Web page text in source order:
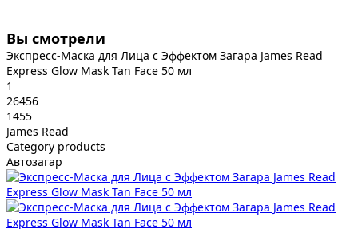
Вы смотрели
Экспресс-Маска для Лица с Эффектом Загара James Read
Express Glow Mask Tan Face 50 мл
1
26456
1455
James Read
Category products
Автозагар